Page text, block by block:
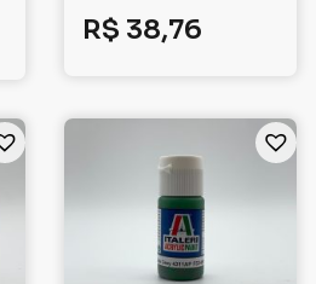
R$ 38,76